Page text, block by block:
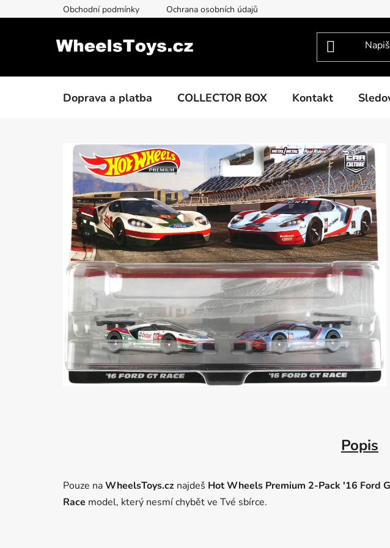
na
Obchodní podmínky Ochrana osobních údajů
Doprava a platba COLLECTOR BOX Kontakt
Popis
Pouze naWheelsToys.cz najdeš Hot Wheels Premium 2-Pack '16 Ford
Race model, který nesmí chybět ve Tvé sbírce.